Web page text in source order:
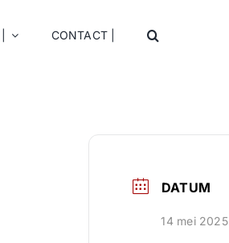
CONTACT |
DATUM
14 mei 2025